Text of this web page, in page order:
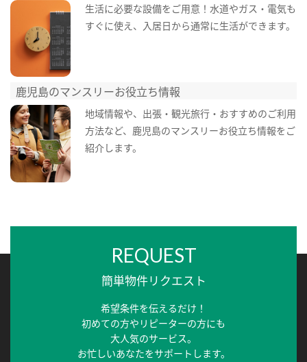
生活に必要な設備をご用意！水道やガス・電気も
すぐに使え、入居日から通常に生活ができます。
鹿児島のマンスリーお役立ち情報
地域情報や、出張・観光旅行・おすすめのご利用
方法など、鹿児島のマンスリーお役立ち情報をご
紹介します。
REQUEST
簡単物件リクエスト
希望条件を伝えるだけ！
初めての方やリピーターの方にも
大人気のサービス。
お忙しいあなたをサポートします。